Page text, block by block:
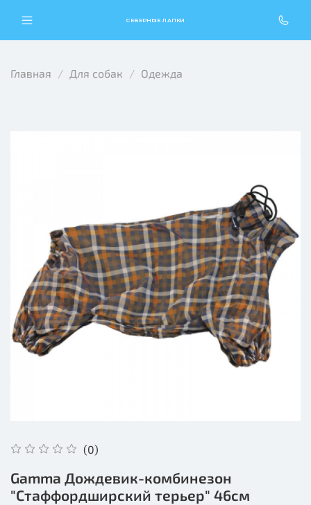
СЕВЕРНЫЕ ЛАПКИ
Главная Для собак Одежда
(0)
Gamma Дождевик-комбинезон
"Стаффордширский терьер" 46см